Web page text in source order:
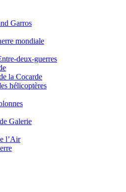
Garros
mondiale
deux-guerres
la Cocarde
hélicoptères
Galerie
l’Air